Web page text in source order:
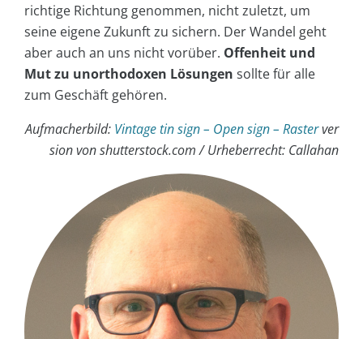
richtige Richtung genommen, nicht zuletzt, um
seine eigene Zukunft zu sichern. Der Wandel geht
aber auch an uns nicht vorüber. Offenheit und
Mut zu unorthodoxen Lösungen sollte für alle
zum Geschäft gehören.
Aufmacherbild: Vintage tin sign – Open sign – Rasterver
sion von shutterstock.com / Urheberrecht: Callahan